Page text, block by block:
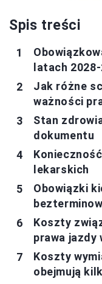
Spis treści
latach
Jak różne
ważności
Stan
dokumentu
lekarskich
Obowiązki
Koszty
prawa jazdy
Koszty
obejmują